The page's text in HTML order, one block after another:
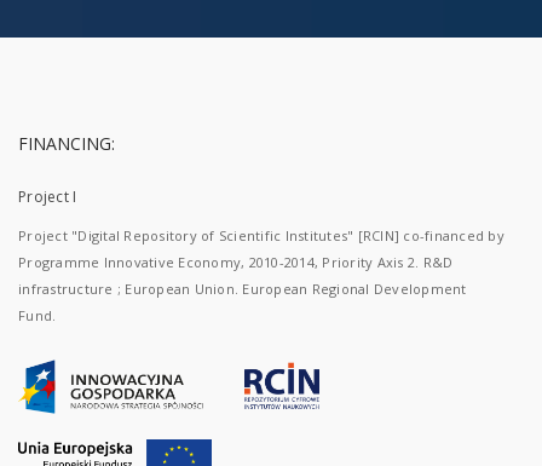
FINANCING:
Project I
Project "Digital Repository of Scientific Institutes" [RCIN] co-financed by
Programme Innovative Economy, 2010-2014, Priority Axis 2. R&D
infrastructure ; European Union. European Regional Development
Fund.